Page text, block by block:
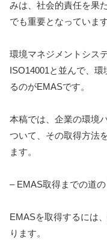
みは、社会的責任を果
でも重要となっています
環境マネジメントシス
ISO14001と並んで、
るのがEMASです。
本稿では、企業の環境
ついて、その取得方法
ます。
– EMAS取得までの道の
EMASを取得するには
ります。